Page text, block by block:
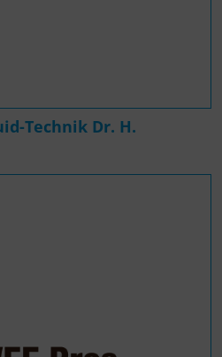
Technik Dr. H.